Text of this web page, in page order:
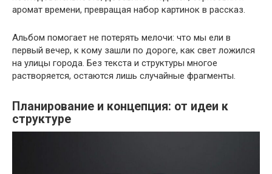
аромат времени, превращая набор картинок в рассказ.
Альбом помогает не потерять мелочи: что мы ели в
первый вечер, к кому зашли по дороге, как свет ложился
на улицы города. Без текста и структуры многое
растворяется, остаются лишь случайные фрагменты.
Планирование и концепция: от идеи к
структуре